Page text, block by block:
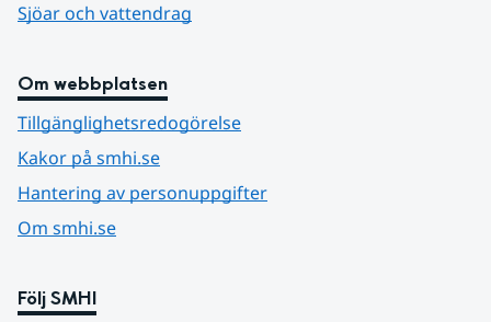
Sjöar och vattendrag
Om webbplatsen
Tillgänglighetsredogörelse
Kakor på smhi.se
Hantering av personuppgifter
Om smhi.se
Följ SMHI